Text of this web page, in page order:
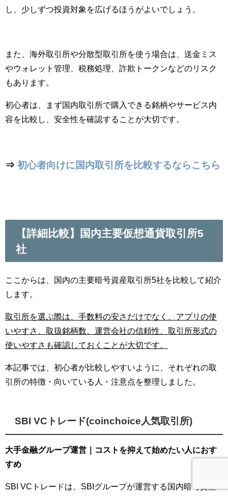
し、少しずつ投資対象を広げるほうがよいでしょう。
また、海外取引所や分散型取引所を使う場合は、送金ミス
やウォレット管理、税務処理、詐欺トークンなどのリスク
もあります。
初心者は、まず国内取引所で購入できる銘柄やサービス内
容を比較し、安全性を確認することが大切です。
⇒ 初心者向けに国内取引所を比較するならこちら
【詳細比較】国内主要仮想通貨取引所5
社
ここからは、国内の主要暗号資産取引所5社を比較して紹介
します。
取引所を選ぶ際は、手数料の安さだけでなく、アプリの使
いやすさ、取扱銘柄数、運営会社の信頼性、取引所形式の
使いやすさも確認しておくことが大切です。
本記事では、初心者が比較しやすいように、それぞれの取
引所の特徴・向いている人・注意点を整理しました。
SBI VCトレード(coinchoice人気取引所)
大手金融グループ運営｜コストを抑えて始めたい人におす
すめ
SBI VCトレードは、SBIグループが運営する国内暗号資産